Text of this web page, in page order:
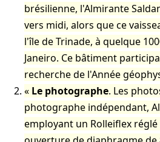
brésilienne, l'Almirante
vers midi, alors que ce
l'île de Trinade, à quelque
Janeiro. Ce bâtiment
recherche de l'Année
Le photographe. Les
photographe indépendant,
employant un Rolleiflex réglé